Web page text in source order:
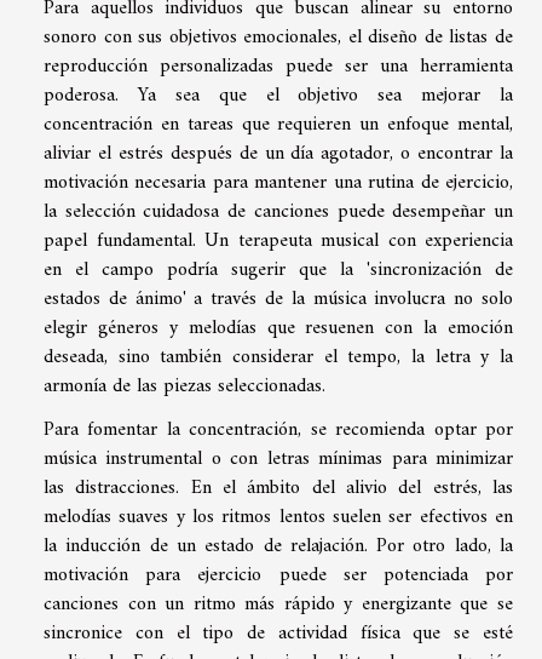
Para aquellos individuos que buscan alinear su entorno
sonoro con sus objetivos emocionales, el diseño de listas de
reproducción personalizadas puede ser una herramienta
poderosa. Ya sea que el objetivo sea mejorar la
concentración en tareas que requieren un enfoque mental,
aliviar el estrés después de un día agotador, o encontrar la
motivación necesaria para mantener una rutina de ejercicio,
la selección cuidadosa de canciones puede desempeñar un
papel fundamental. Un terapeuta musical con experiencia
en el campo podría sugerir que la 'sincronización de
estados de ánimo' a través de la música involucra no solo
elegir géneros y melodías que resuenen con la emoción
deseada, sino también considerar el tempo, la letra y la
armonía de las piezas seleccionadas.
Para fomentar la concentración, se recomienda optar por
música instrumental o con letras mínimas para minimizar
las distracciones. En el ámbito del alivio del estrés, las
melodías suaves y los ritmos lentos suelen ser efectivos en
la inducción de un estado de relajación. Por otro lado, la
motivación para ejercicio puede ser potenciada por
canciones con un ritmo más rápido y energizante que se
sincronice con el tipo de actividad física que se esté